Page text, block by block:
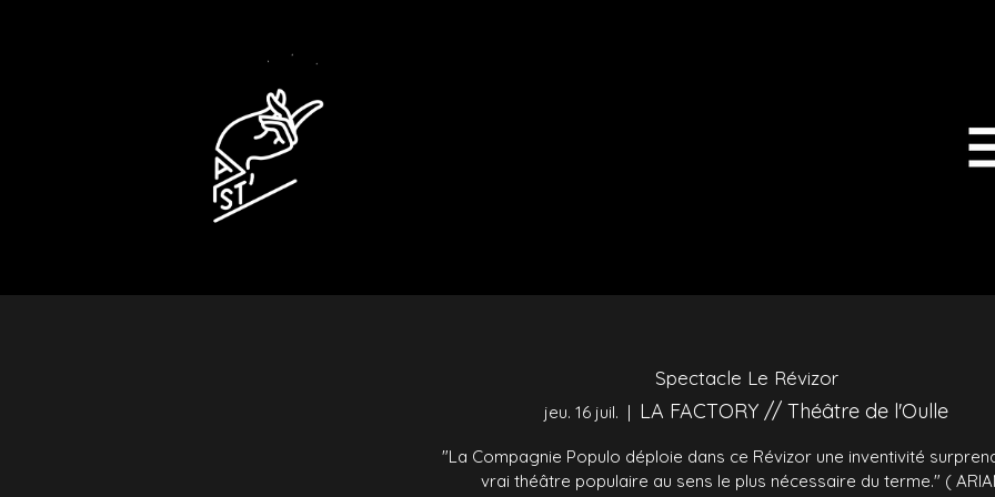
Spectacle Le Révizor
jeu. 16 juil.
  |
LA FACTORY // Théâtre de l'Oulle
"La Compagnie Populo déploie dans ce Révizor une inventivité
vrai théâtre populaire au sens le plus nécessaire du terme." (